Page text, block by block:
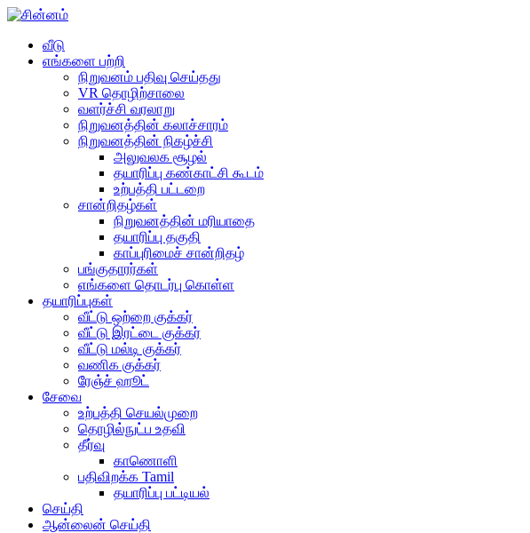
வீடு
எங்களை பற்றி
நிறுவனம் பதிவு செய்தது
VR தொழிற்சாலை
வளர்ச்சி வரலாறு
நிறுவனத்தின் கலாச்சாரம்
நிறுவனத்தின் நிகழ்ச்சி
அலுவலக சூழல்
தயாரிப்பு கண்காட்சி கூடம்
உற்பத்தி பட்டறை
சான்றிதழ்கள்
நிறுவனத்தின் மரியாதை
தயாரிப்பு தகுதி
காப்புரிமைச் சான்றிதழ்
பங்குதாரர்கள்
எங்களை தொடர்பு கொள்ள
தயாரிப்புகள்
வீட்டு ஒற்றை குக்கர்
வீட்டு இரட்டை குக்கர்
வீட்டு மல்டி குக்கர்
வணிக குக்கர்
ரேஞ்ச் ஹூட்
சேவை
உற்பத்தி செயல்முறை
தொழில்நுட்ப உதவி
தீர்வு
காணொளி
பதிவிறக்க Tamil
தயாரிப்பு பட்டியல்
செய்தி
ஆன்லைன் செய்தி